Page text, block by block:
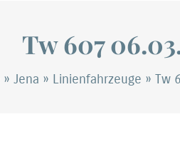
Tw 607
» Jena » Linienfahrzeuge » Tw